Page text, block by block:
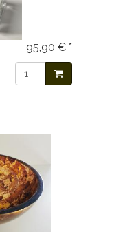
95,90 € *